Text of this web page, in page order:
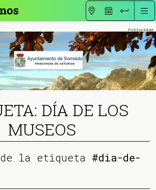
DÍA DE LOS
MUSEOS
de la etiqueta #dia-de-